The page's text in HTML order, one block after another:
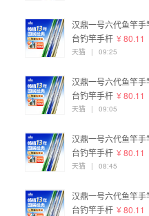
汉鼎一号六代鱼竿
台钓竿手杆 ¥ 80.11
天猫 | 09:25
汉鼎一号六代鱼竿
台钓竿手杆 ¥ 80.11
天猫 | 09:05
汉鼎一号六代鱼竿
台钓竿手杆 ¥ 80.11
天猫 | 08:45
汉鼎一号六代鱼竿
台钓竿手杆 ¥ 80.11